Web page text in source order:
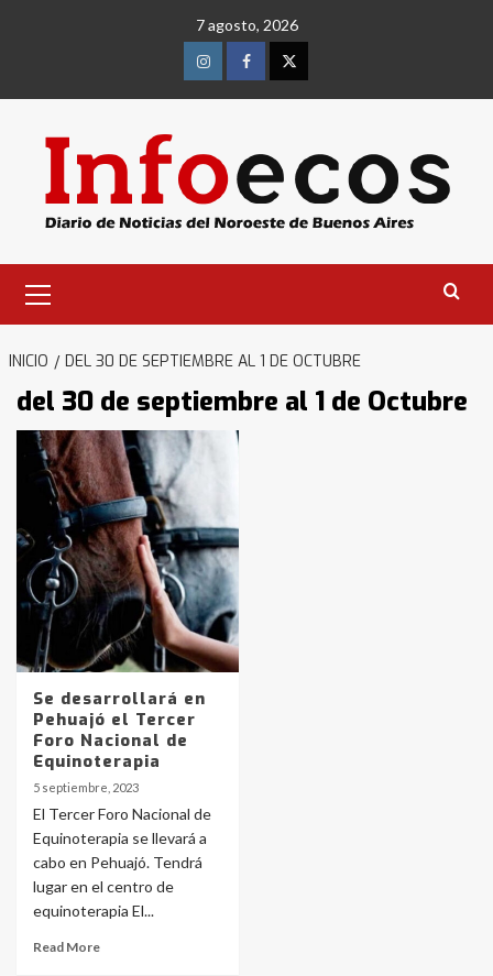
7 agosto, 2026
InstagramFacebookTwitter
primario
INICIO DEL 30 DE SEPTIEMBRE AL 1 DE OCTUBRE
del 30 de septiembre al 1 de Octubre
Se desarrollará en
Pehuajó el Tercer
Foro Nacional de
Equinoterapia
5 septiembre, 2023
El Tercer Foro Nacional de
Equinoterapia se llevará a
cabo en Pehuajó. Tendrá
lugar en el centro de
equinoterapia El...
Read More
3
Identidad de los adolescentes
pampeanos que fueron
protagonistas del fatal accidente
en la mañana del lunes
4
Accidente en Ruta 5: falleció un
joven de Trenque Lauquen
5
Los precios de los combustibles en
La Pampa, desde YPF hasta Axion
entre 857 a 1338 pesos
6
La Bolsa de Cereales de Bahía
Blanca anticipa que Agosto vendrá
con lluvias y heladas, en gran parte
de la provincia